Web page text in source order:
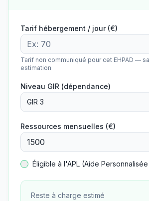
Tarif hébergement / jour (€)
Tarif non communiqué pour cet EHPAD —
estimation
Niveau GIR (dépendance)
GIR 3
Ressources mensuelles (€)
Éligible à l'APL (Aide
Reste à charge estimé